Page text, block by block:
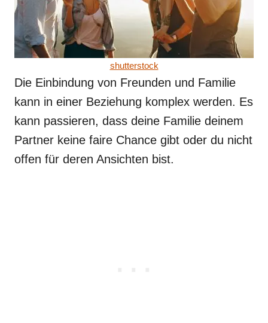
shutterstock
Die Einbindung von Freunden und Familie
kann in einer Beziehung komplex werden. Es
kann passieren, dass deine Familie deinem
Partner keine faire Chance gibt oder du nicht
offen für deren Ansichten bist.